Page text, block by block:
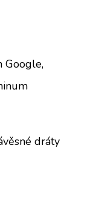
Google,
dráty